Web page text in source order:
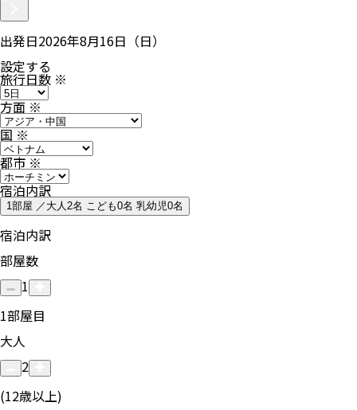
出発日2026年8月16日（日）
設定する
旅行日数 ※
方面※
国※
都市※
宿泊内訳
1部屋 ／大人2名 こども0名 乳幼児0名
宿泊内訳
部屋数
1
1部屋目
大人
2
(12歳以上)